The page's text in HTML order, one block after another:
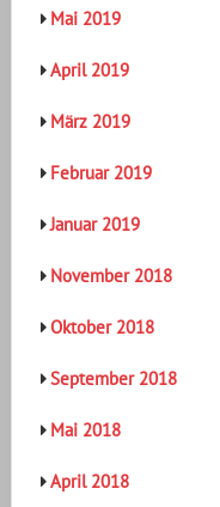
Mai 2019
April 2019
März 2019
Februar 2019
Januar 2019
November 2018
Oktober 2018
September 2018
Mai 2018
April 2018